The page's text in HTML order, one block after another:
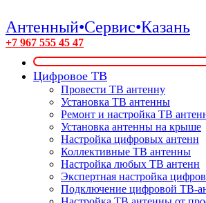
Антенный•Сервис•Казань
+7 967 555 45 47
Цифровое ТВ
Провести ТВ антенну
Установка ТВ антенны
Ремонт и настройка ТВ
Установка антенны на крыше
Настройка цифровых антенн
Коллективные ТВ антенны
Настройка любых ТВ антенн
Экспертная настройка
Подключение цифровой ТВ-